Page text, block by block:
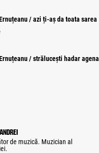
/ azi ți-aș da toata sarea
/ strălucești hadar agena
de muzică. Muzician al